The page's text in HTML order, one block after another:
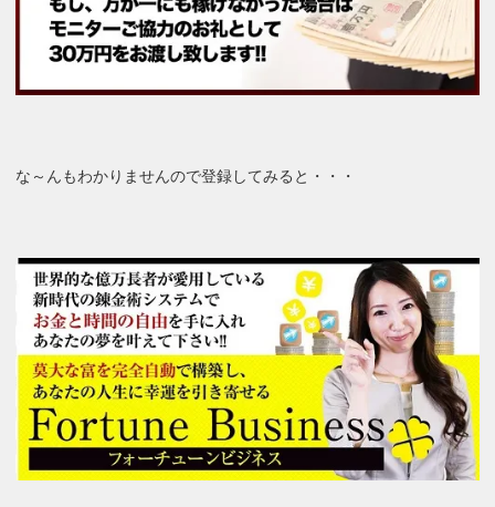
な～んもわかりませんので登録してみると・・・